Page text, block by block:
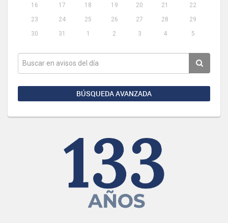
16
17 18 19 20 21
22
23
24 25 26 27 28
29
30
31 1 2 3 4 5
BÚSQUEDA AVANZADA